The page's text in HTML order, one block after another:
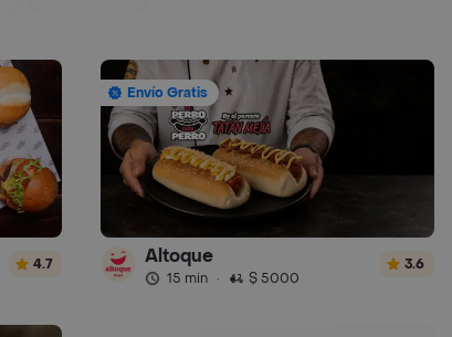
4.7
Envío Gratis
Altoque
15 min · $ 5000
3.6